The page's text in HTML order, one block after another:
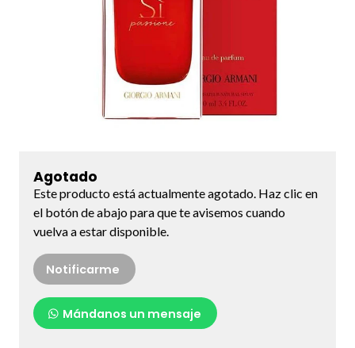
Agotado
Este producto está actualmente agotado. Haz clic en
el botón de abajo para que te avisemos cuando
vuelva a estar disponible.
Notificarme
Mándanos un mensaje